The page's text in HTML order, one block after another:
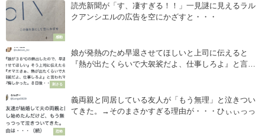
感動
読売新聞が「す、凄すぎる！！」一見謎に見えるラル
クアンシエルの広告を空にかざすと・・・
刺さる
娘が発熱のため早退させてほしいと上司に伝えると
『熱が出たくらいで大袈裟だよ、仕事しろよ』と言わ
恐怖
義両親と同居している友人が「もう無理」と泣きつい
てきた。→そのまさかすぎる理由が・・・ひぃぃっっ